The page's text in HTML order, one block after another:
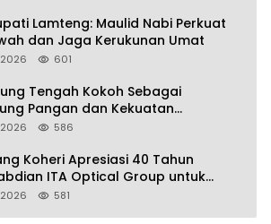
Lamteng: Maulid Nabi Perkuat
dan Jaga Kerukunan Umat
601
Tengah Kokoh Sebagai
Pangan dan Kekuatan
Lampung, Komang Koheri:
Indonesia Emas 2045
586
Koheri Apresiasi 40 Tahun
ITA Optical Group untuk
Mata Masyarakat Lamteng
581